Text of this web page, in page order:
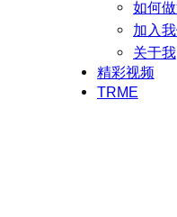
如何
加入
关于我
精彩视频
TRME